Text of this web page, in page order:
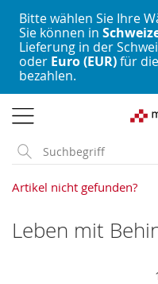
Bitte wählen Sie Ihre
Sie können in
Lieferung in der
oder Euro (EUR)für
bezahlen.
zum
Inhalt
Artikel nicht gefunden?
Leben mit